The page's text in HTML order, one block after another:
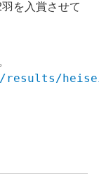
を入賞させて
results/